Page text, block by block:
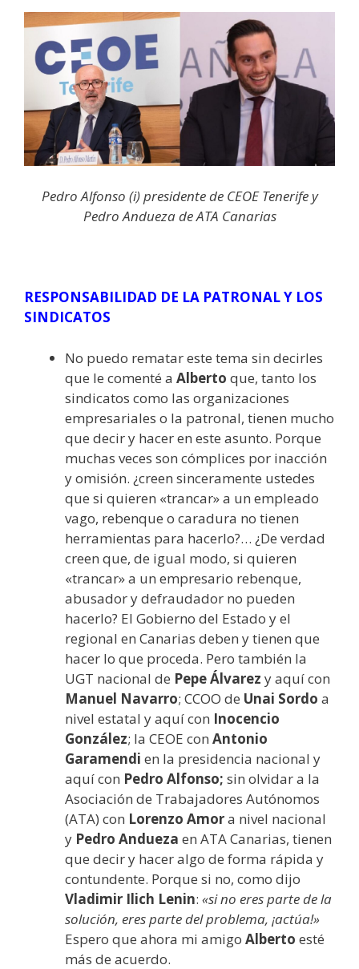
Pedro Alfonso (i) presidente de CEOE Tenerife y
Pedro Andueza de ATA Canarias
RESPONSABILIDAD DE LA PATRONALY LOS
SINDICATOS
No puedo rematar este tema sin decirles
que le comenté a Alberto que, tanto los
sindicatos como las organizaciones
empresariales o la patronal, tienen mucho
que decir y hacer en este asunto. Porque
muchas veces son cómplices por inacción
y omisión. ¿creen sinceramente ustedes
que si quieren «trancar» a un empleado
vago, rebenque o caradura no tienen
herramientas para hacerlo?… ¿De verdad
creen que, de igual modo, si quieren
«trancar» a un empresario rebenque,
abusador y defraudador no pueden
hacerlo? El Gobierno del Estado y el
regional en Canarias deben y tienen que
hacer lo que proceda. Pero también la
UGT nacional de Pepe Álvarez y aquí con
Manuel Navarro; CCOO de Unai Sordo a
nivel estatal y aquí con Inocencio
González; la CEOE con Antonio
Garamendi en la presidencia nacional y
aquí con Pedro Alfonso; sin olvidar a la
Asociación de Trabajadores Autónomos
(ATA) con Lorenzo Amora nivel nacional
y Pedro Andueza en ATA Canarias, tienen
que decir y hacer algo de forma rápida y
contundente. Porque si no, como dijo
Vladimir Ilich Lenin: «si no eres parte de la
solución, eres parte del problema, ¡actúa!»
Espero que ahora mi amigo Alberto esté
más de acuerdo.